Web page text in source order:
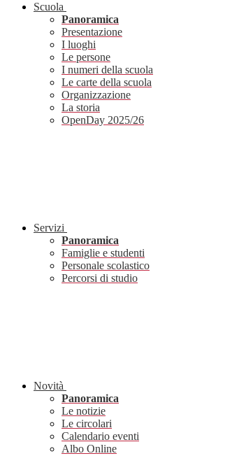
Scuola
Panoramica
Presentazione
I luoghi
Le persone
I numeri della scuola
Le carte della scuola
Organizzazione
La storia
OpenDay 2025/26
Servizi
Panoramica
Famiglie e studenti
Personale scolastico
Percorsi di studio
Novità
Panoramica
Le notizie
Le circolari
Calendario eventi
Albo Online